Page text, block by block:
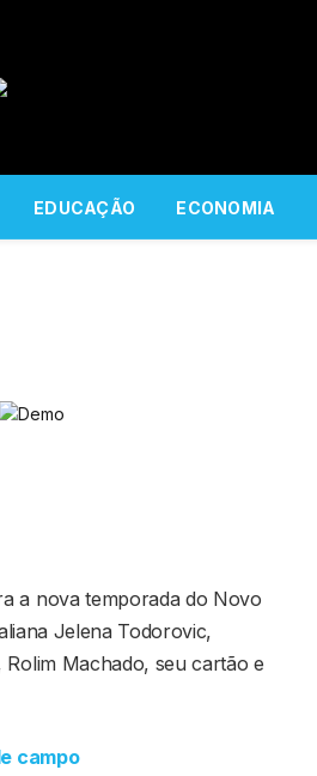
EDUCAÇÃO ECONOMIA
a nova temporada do Novo
Jelena Todorovic,
Machado, seu cartão e
campo